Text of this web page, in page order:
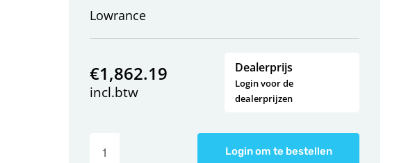
Lowrance
€1,862.19
incl.btw
Dealerprijs
Login voor de
dealerprijzen
Login om te bestellen